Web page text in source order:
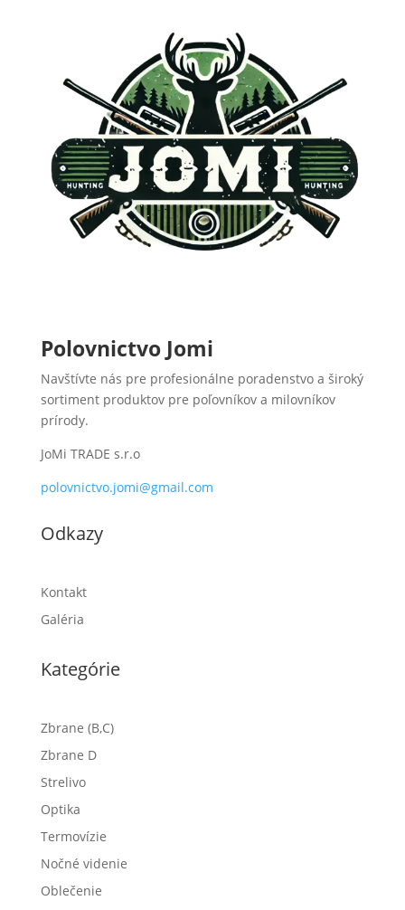
Polovnictvo Jomi
Navštívte nás pre profesionálne poradenstvo a široký
sortiment produktov pre poľovníkov a milovníkov
prírody.
JoMi TRADE s.r.o
polovnictvo.jomi@gmail.com
Odkazy
Kontakt
Galéria
Kategórie
Zbrane (B,C)
Zbrane D
Strelivo
Optika
Termovízie
Nočné videnie
Oblečenie